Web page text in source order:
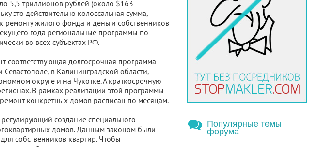
5,5 триллионов рублей (около $163
это действительно колоссальная сумма,
ремонту жилого фонда и деньги собственников
года региональные программы по
во всех субъектах РФ.
соответствующая долгосрочная программа
в Калининградской области,
округе и на Чукотке. А краткосрочную
В рамках реализации этой программы
конкретных домов расписан по месяцам.
создание специального
домов. Данным законом были
собственников квартир. Чтобы
Популярные темы
форума